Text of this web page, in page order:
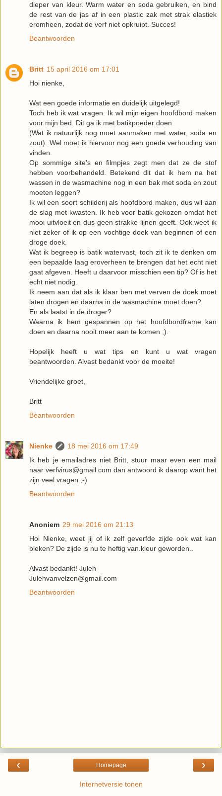
dieper van kleur. Warm water en soda gebruiken, en bind
de rest van de jas af in een plastic zak met strak elastiek
eromheen, zodat de verf niet opkruipt. Succes!
Beantwoorden
Britt 15 april 2016 om 17:01
Hoi nienke,
Wat een goede informatie en duidelijk uitgelegd!
Toch heb ik wat vragen. Ik wil mijn eigen hoofdbord maken
voor mijn bed. Dit ga ik met batikpoeder doen
(Wat ik natuurlijk nog moet aanmaken met water, soda en
zout). Wel moet ik hiervoor nog een goede verhouding van
vinden.
Op sommige site's en filmpjes zegt men dat ze de stof
hebben voorbehandeld. Betekend dit dat ik hem na het
wassen in de wasmachine nog in een bak met soda en zout
moeten leggen?
Ik wil een soort schilderij als hoofdbord maken, dus wil aan
de slag met kwasten. Ik heb voor batik gekozen omdat het
mooi uitvloeit en dus geen strakke lijnen geeft. Ook weet ik
niet zeker of ik op een vochtige doek van beginnen of een
droge doek.
Wat ik begreep is batik watervast, toch zit ik te denken om
een bepaalde laag eroverheen te brengen dat het echt niet
gaat afgeven. Heeft u daarvoor misschien een tip? Of is het
echt niet nodig.
Ik neem aan dat als ik klaar ben met verven de doek moet
laten drogen en daarna in de wasmachine moet doen?
En als laatst in de droger?
Waarna ik hem gespannen op het hoofdbordframe kan
doen en daarna nooit meer aan te komen ;).
Hopelijk heeft u wat tips en kunt u wat vragen
beantwoorden. Alvast bedankt voor de moeite!
Vriendelijke groet,
Britt
Beantwoorden
Nienke
18 mei 2016 om 17:49
Ik heb je emailadres niet Britt, stuur maar even een mail
naar verfvirus@gmail.com dan antwoord ik daarop want het
zijn veel vragen ;-)
Beantwoorden
Anoniem 29 mei 2016 om 21:13
Hoi Nienke, weet jij of ik zelf geverfde zijde ook wat kan
bleken? De zijde is nu te heftig van.kleur geworden..
Alvast bedankt! Juleh
Julehvanvelzen@gmail.com
Beantwoorden
‹ ›
Homepage
Internetversie tonen